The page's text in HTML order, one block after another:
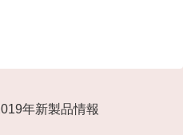
年新製品情報